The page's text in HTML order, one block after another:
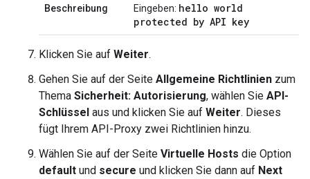
Beschreibung Eingeben: hello world
protected by API key
Klicken Sie auf Weiter.
Gehen Sie auf der Seite Allgemeine Richtlinien zum
Thema Sicherheit: Autorisierung, wählen Sie API-
Schlüssel aus und klicken Sie auf Weiter. Dieses
fügt Ihrem API-Proxy zwei Richtlinien hinzu.
Wählen Sie auf der Seite Virtuelle Hosts die Option
default und secure und klicken Sie dann auf Next